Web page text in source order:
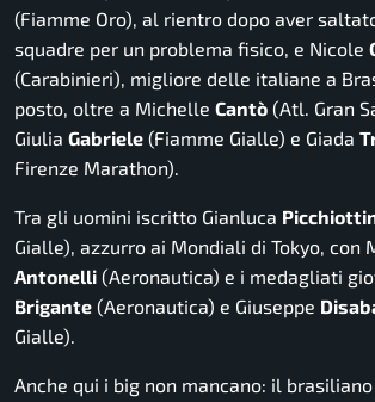
(Fiamme Oro), al rientro dopo aver
squadre per un problema fisico, e Nicole
(Carabinieri), migliore delle italiane a
posto, oltre a Michelle Cantò (Atl. Gran
Giulia Gabriele (Fiamme Gialle) e Giada
Firenze Marathon).
Tra gli uomini iscritto Gianluca
Gialle), azzurro ai Mondiali di Tokyo, con
Antonelli (Aeronautica) e i medagliati
Brigante (Aeronautica) e Giuseppe
Gialle).
Anche qui i big non mancano: il